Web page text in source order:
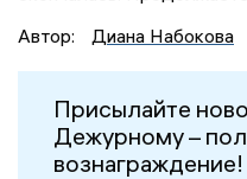
Автор:
Диана Набокова
Присылайте
Дежурному –
вознаграждение!